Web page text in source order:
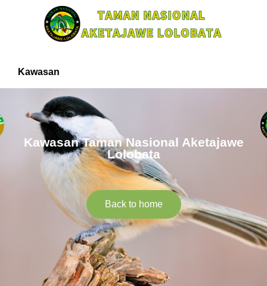
Kawasan
Kawasan Taman Nasional Aketajawe
Lolobata
Back to home